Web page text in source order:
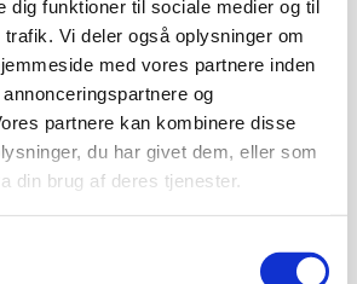
dig funktioner til sociale medier og til
Vi deler også oplysninger om
med vores partnere inden
og
partnere kan kombinere disse
du har givet dem, eller som
din brug af deres tjenester.